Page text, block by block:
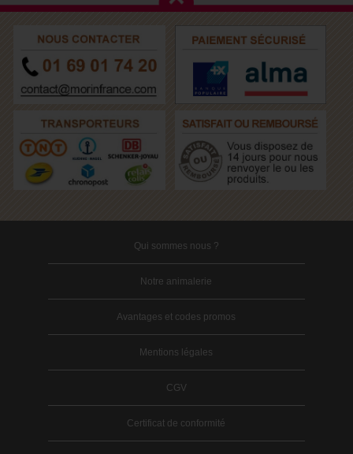
Qui sommes nous ?
Notre animalerie
Avantages et codes promos
Mentions légales
CGV
Certificat de conformité